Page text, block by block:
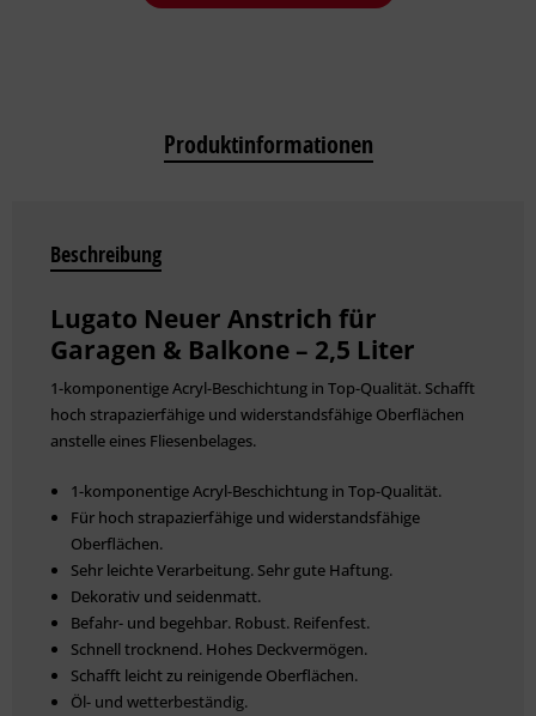
Produktinformationen
Beschreibung
Lugato Neuer Anstrich für
Garagen & Balkone – 2,5 Liter
1-komponentige Acryl-Beschichtung in Top-Qualität. Schafft
hoch strapazierfähige und widerstandsfähige Oberflächen
anstelle eines Fliesenbelages.
1-komponentige Acryl-Beschichtung in Top-Qualität.
Für hoch strapazierfähige und widerstandsfähige
Oberflächen.
Sehr leichte Verarbeitung. Sehr gute Haftung.
Dekorativ und seidenmatt.
Befahr- und begehbar. Robust. Reifenfest.
Schnell trocknend. Hohes Deckvermögen.
Schafft leicht zu reinigende Oberflächen.
Öl- und wetterbeständig.